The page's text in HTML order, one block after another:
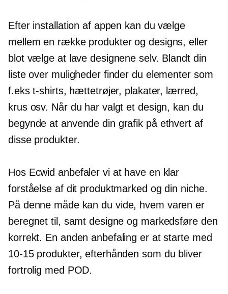
Efter installation af appen kan du vælge
mellem en række produkter og designs, eller
blot vælge at lave designene selv. Blandt din
liste over muligheder finder du elementer som
f.ekst-shirts, hættetrøjer, plakater, lærred,
krus osv. Når du har valgt et design, kan du
begynde at anvende din grafik på ethvert af
disse produkter.
Hos Ecwid anbefaler vi at have en klar
forståelse af dit produktmarked og din niche.
På denne måde kan du vide, hvem varen er
beregnet til, samt designe og markedsføre den
korrekt. En anden anbefaling er at starte med
10-15produkter, efterhånden som du bliver
fortrolig med POD.